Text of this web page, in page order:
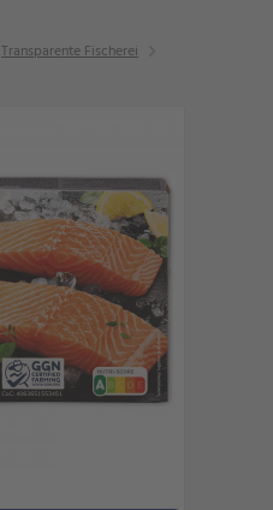
Transparente Fischerei